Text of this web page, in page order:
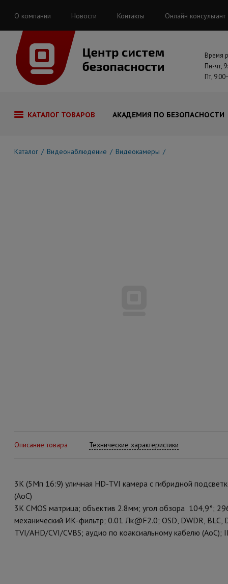
О компании Новости Контакты Онлайн консультант
Время
Пн-чт,
Пт,
КАТАЛОГ ТОВАРОВ АКАДЕМИЯ ПО БЕЗОПАСНОСТИ
Каталог Видеонаблюдение Видеокамеры
Описание товара Технические характеристики
3К (5Мп 16:9) уличная HD-TVI камера с гибридной
(AoC)
3К CMOS матрица; объектив 2.8мм; угол обзора 104,9°;
механический ИК-фильтр; 0.01 Лк@F2.0; OSD, DWDR,
TVI/AHD/CVI/CVBS; аудио по коаксиальному кабелю